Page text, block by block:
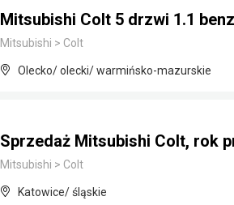
Mitsubishi Colt 5 drzwi 1.1
Mitsubishi > Colt
Olecko/ olecki/ warmińsko-mazurskie
Sprzedaż Mitsubishi Colt, rok
Mitsubishi > Colt
Katowice/ śląskie